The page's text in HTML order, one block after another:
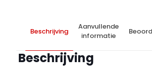
Beschrijving
Aanvullende
informatie
Beschrijving